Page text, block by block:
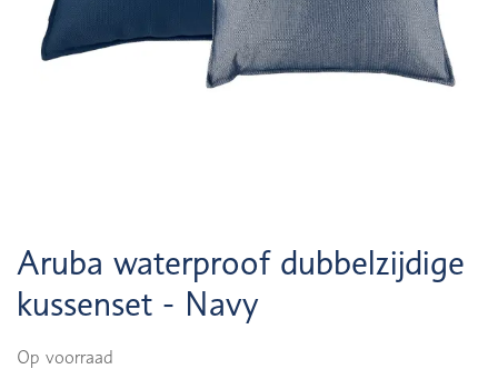
Aruba waterproof dubbelzijdige
kussenset - Navy
Op voorraad